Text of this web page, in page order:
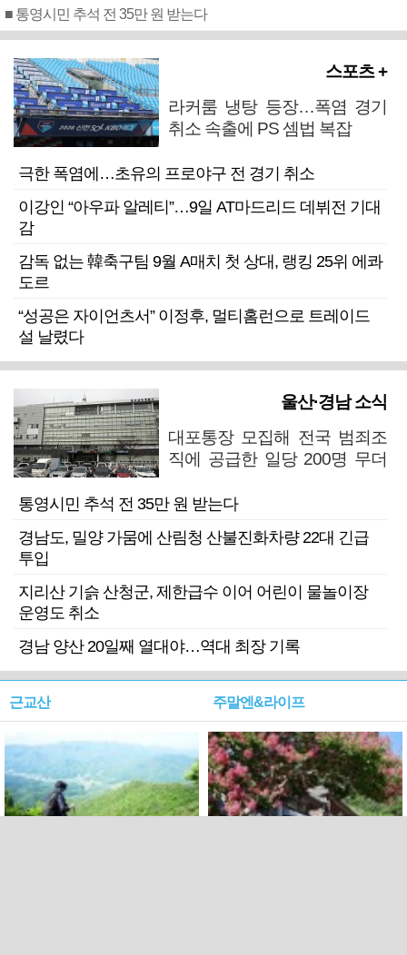
■ 통영시민 추석 전 35만 원 받는다
스포츠 +
라커룸 냉탕 등장…폭염 경기
취소 속출에 PS 셈법 복잡
극한 폭염에…초유의 프로야구 전 경기 취소
이강인 “아우파 알레티”…9일 AT마드리드 데뷔전 기대
감
감독 없는 韓축구팀 9월 A매치 첫 상대, 랭킹 25위 에콰
도르
“성공은 자이언츠서” 이정후, 멀티홈런으로 트레이드
설 날렸다
울산·경남 소식
대포통장 모집해 전국 범죄조
직에 공급한 일당 200명 무더
통영시민 추석 전 35만 원 받는다
경남도, 밀양 가뭄에 산림청 산불진화차량 22대 긴급
투입
지리산 기슭 산청군, 제한급수 이어 어린이 물놀이장
운영도 취소
경남 양산 20일째 열대야…역대 최장 기록
근교산 주말엔&라이프